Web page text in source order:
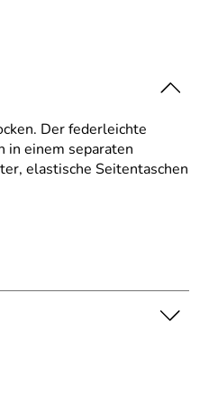
Der federleichte
in einem separaten
elastische Seitentaschen